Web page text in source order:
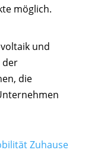
möglich.
und
der
die
Zuhause